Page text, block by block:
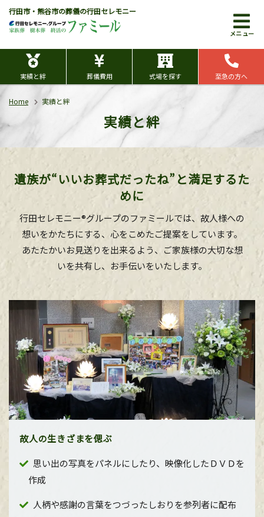
行田市・熊谷市の葬儀の行田セレモニー
メニュー
実績と絆 葬儀費用 式場を探す 至急の方へ
Home 実績と絆
実績と絆
遺族が“いいお葬式だったね”と満足するた
めに
行田セレモニー®グループのファミールでは、故人様への
想いをかたちにする、心をこめたご提案をしています。
あたたかいお見送りを出来るよう、ご家族様の大切な想
いを共有し、お手伝いをいたします。
故人の生きざまを偲ぶ
思い出の写真をパネルにしたり、映像化したＤＶＤを
作成
人柄や感謝の言葉をつづったしおりを参列者に配布